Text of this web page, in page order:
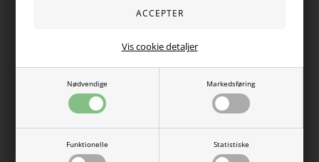
Nødvendige Markedsføring
Funktionelle Statistiske
Vis cookie detaljer
Super fed t-shirt fra Name It. Den er med korte ærmer, er
rund i halsen og er lavet i en blød og lækker kvalitet. Blusen
95% økologisk bomuld, 5% elastan
Se mere fraName It
Varenummer:13227472-5003681